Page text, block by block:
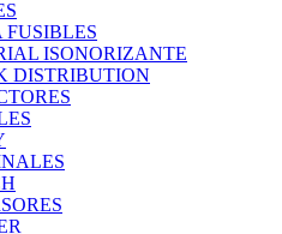
FUSIBLES
ISONORIZANTE
DISTRIBUTION